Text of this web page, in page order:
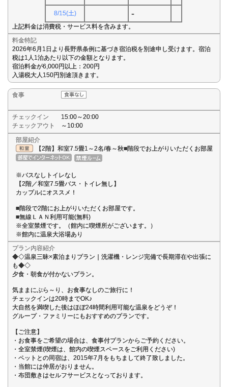
8/15(土) -
上記料金は消費税・サービス料を含みます。
料金特記
2026年6月1日より長野県条例に基づき宿泊税を別途申し受けます。宿泊
税は1人1泊あたり以下の金額となります。
宿泊料金が6,000円以上：200円
入湯税大人150円別途頂きます。
食事
チェックイン
15:00～20:00
チェックアウト
～10:00
部屋紹介
【2階】和室7.5畳1～2名/春～秋■階段でお上がりいただくお部屋
※バスなしトイレなし
【2階／和室7.5畳バス・トイレ無し】
カップルにオススメ！
■階段で2階にお上がりいただくお部屋です。
■無線ＬＡＮ利用可能(無料)
※全室禁煙です。（館内に喫煙所がございます。）
※館内に温泉大浴場あり
プラン内容紹介
◆◇温泉三昧×素泊まりプラン｜洗濯機・レンジ完備で長期滞在や出張に
も◆◇
夕食・朝食が付かないプラン。
気ままにぶら～り、お食事なしのご旅行に！
チェックインは20時までOK♪
大自然を満喫した後はほぼ24時間利用可能な温泉をどうぞ！
グループ・ファミリーにもおすすめのプランです。
【ご注意】
・お食事をご希望の場合は、食事付プランからご予約ください。
・全室禁煙(喫煙は、館内の喫煙スペースをご利用ください)
・ペットとの同宿は、2015年7月をもちまして終了致しました。
・当館には仲居がおりません。
・布団敷きはセルフサービスとなっております。